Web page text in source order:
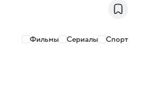
Фильмы Сериалы Спорт